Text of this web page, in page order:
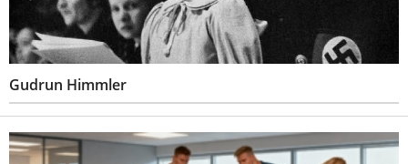
Gudrun Himmler